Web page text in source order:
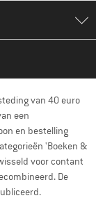
van 40 euro
een
en bestelling
'Boeken &
voor contant
De